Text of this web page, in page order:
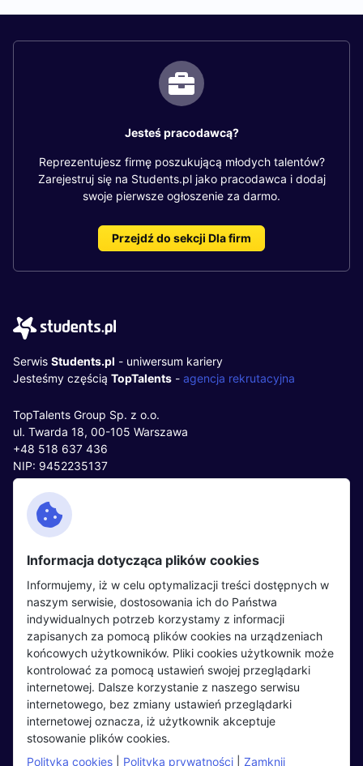
Jesteś pracodawcą?
Reprezentujesz firmę poszukującą młodych talentów?
Zarejestruj się na Students.pl jako pracodawca i dodaj
swoje pierwsze ogłoszenie za darmo.
Przejdź do sekcji Dla firm
Serwis Students.pl - uniwersum kariery
Jesteśmy częścią TopTalents - agencja rekrutacyjna
TopTalents Group Sp. z o.o.
ul. Twarda 18, 00-105 Warszawa
+48 518 637 436
NIP: 9452235137
Kontakt
Facebook
Twitter
LinkedIn
Partnerzy
Wydarzenia
Kandydaci
Regulamin kandydata
Oferty pracy
Pracodawcy
Opinie o pracodawcach
Pracodawcy
Regulamin pracodawcy
Dodaj ogłoszenie
Informacja dotycząca plików cookies
Informujemy, iż w celu optymalizacji treści dostępnych w
naszym serwisie, dostosowania ich do Państwa
indywidualnych potrzeb korzystamy z informacji
zapisanych za pomocą plików cookies na urządzeniach
końcowych użytkowników. Pliki cookies użytkownik może
kontrolować za pomocą ustawień swojej przeglądarki
internetowej. Dalsze korzystanie z naszego serwisu
internetowego, bez zmiany ustawień przeglądarki
internetowej oznacza, iż użytkownik akceptuje
stosowanie plików cookies.
Polityka cookies
Polityka prywatności Zamknij